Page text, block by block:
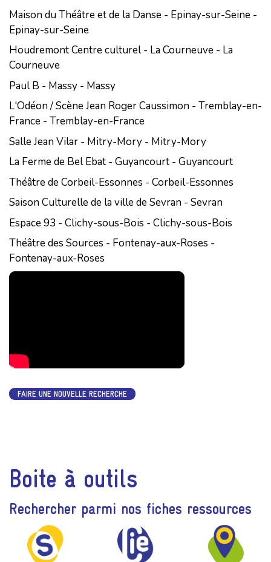
Maison du Théâtre et de la Danse - Epinay-sur-Seine -
Epinay-sur-Seine
Houdremont Centre culturel - La Courneuve - La
Courneuve
Paul B - Massy - Massy
L'Odéon / Scène Jean Roger Caussimon - Tremblay-en-
France - Tremblay-en-France
Salle Jean Vilar - Mitry-Mory - Mitry-Mory
La Ferme de Bel Ebat - Guyancourt - Guyancourt
Théâtre de Corbeil-Essonnes - Corbeil-Essonnes
Saison Culturelle de la ville de Sevran - Sevran
Espace 93 - Clichy-sous-Bois - Clichy-sous-Bois
Théâtre des Sources - Fontenay-aux-Roses -
Fontenay-aux-Roses
FAIRE UNE NOUVELLE RECHERCHE
Boite à outils
Rechercher parmi nos fiches ressources